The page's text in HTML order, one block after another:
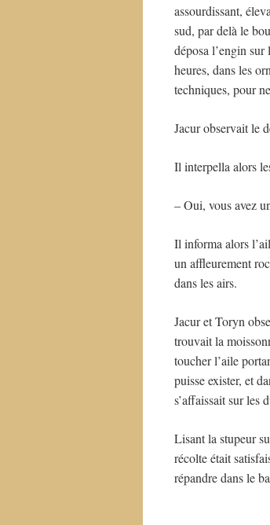
assourdissant,
sud, par delà le
déposa l’engin
heures, dans les
techniques, pour
Jacur observait le
Il interpella alors
– Oui, vous avez
Il informa alors
un affleurement
dans les airs.
Jacur et Toryn
trouvait la
toucher l’aile
puisse exister, et
s’affaissait sur les
Lisant la stupeur
récolte était
répandre dans le